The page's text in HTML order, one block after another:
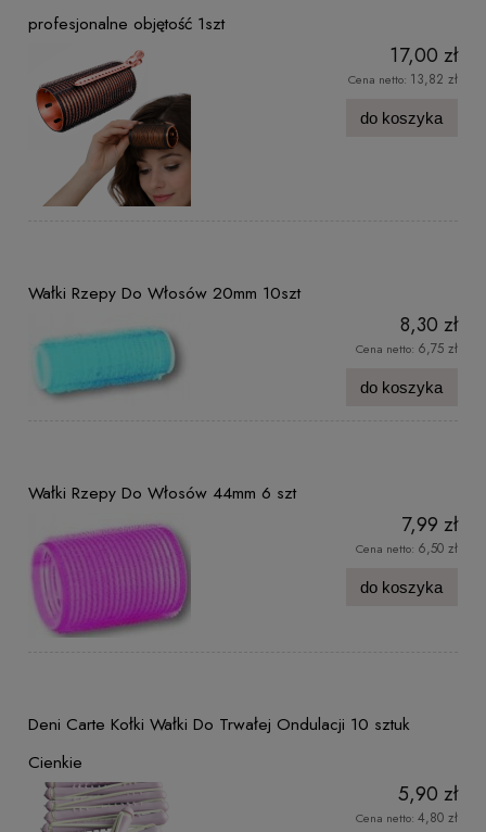
profesjonalne objętość 1szt
17,00 zł
Cena netto: 13,82 zł
do koszyka
Wałki Rzepy Do Włosów 20mm 10szt
8,30 zł
Cena netto: 6,75 zł
do koszyka
Wałki Rzepy Do Włosów 44mm 6 szt
7,99 zł
Cena netto: 6,50 zł
do koszyka
Deni Carte Kołki Wałki Do Trwałej Ondulacji 10 sztuk
Cienkie
5,90 zł
Cena netto: 4,80 zł